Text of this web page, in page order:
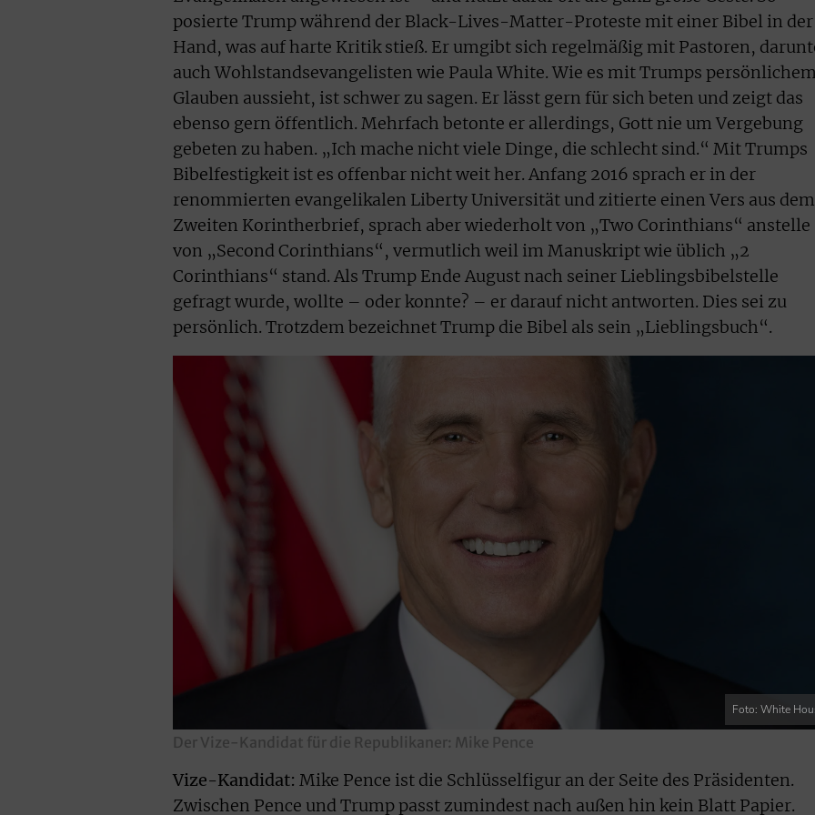
posierte Trump während der Black-Lives-Matter-Proteste mit einer Bibel in der
Hand, was auf harte Kritik stieß. Er umgibt sich regelmäßig mit Pastoren,
auch Wohlstands­evangelisten wie Paula White. Wie es mit Trumps
Glauben aussieht, ist schwer zu sagen. Er lässt gern für sich beten und zeigt das
ebenso gern öffentlich. Mehrfach betonte er allerdings, Gott nie um Vergebung
gebeten zu haben. „Ich mache nicht viele Dinge, die schlecht sind.“ Mit Trumps
Bibelfestigkeit ist es offenbar nicht weit her. Anfang 2016 sprach er in der
renommierten evangelikalen Liberty Universität und zitierte einen Vers aus dem
Zweiten Korintherbrief, sprach aber wiederholt von „Two Corinthians“ anstelle
von „Second Corinthians“, vermutlich weil im Manuskript wie üblich „2
Corinthians“ stand. Als Trump Ende August nach seiner Lieblingsbibelstelle
gefragt wurde, wollte – oder konnte? – er darauf nicht antworten. Dies sei zu
persönlich. Trotzdem bezeichnet Trump die Bibel als sein „Lieblingsbuch“.
Foto: White
Der Vize-Kandidat für die Republikaner: Mike Pence
Vize-Kandidat: Mike Pence ist die Schlüsselfigur an der Seite des Präsidenten.
Zwischen Pence und Trump passt zumindest nach außen hin kein Blatt Papier.